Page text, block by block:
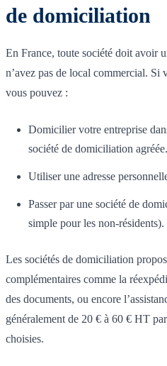
de domiciliation
En France, toute société doit avoir
n’avez pas de local commercial. Si
vous pouvez :
Domicilier votre entreprise
société de domiciliation agréée.
Utiliser une adresse
Passer par une société de
simple pour les non-résidents).
Les sociétés de domiciliation
complémentaires comme la
des documents, ou encore
généralement de 20 € à 60 € HT
choisies.